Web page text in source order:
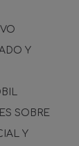
Y
SOBRE
Y